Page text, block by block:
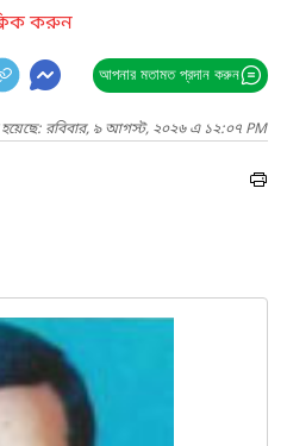
করুন
আপনার মতামত প্রদান করুন
হয়েছে: রবিবার, ৯ আগস্ট, ২০২৬ এ ১২:০৭ PM